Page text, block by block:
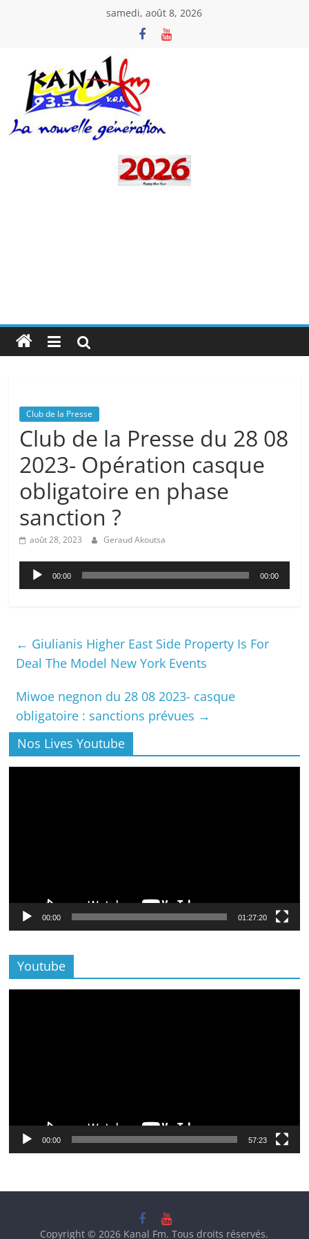
samedi, août 8, 2026
Kanal
Club de la Presse
Club de la Presse du 28 08
2023- Opération casque
obligatoire en phase
sanction ?
août 28, 2023 Geraud Akoutsa
Lecteur
audio
00:00 00:00
← Giulianis Higher East Side Property Is For
Deal The Model New York Events
Miwoe negnon du 28 08 2023- casque
obligatoire : sanctions prévues →
Nos Lives Youtube
00:00 01:27:20
Youtube
00:00 57:23
Copyright © 2026 Kanal Fm. Tous droits réservés.